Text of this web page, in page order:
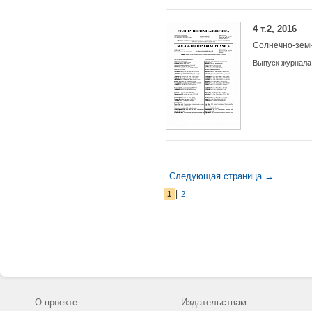
4 т.2, 2016
Солнечно-
Выпуск журнала
Следующая страница →
1 2
О проекте
Издательствам